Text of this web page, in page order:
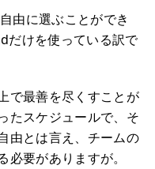
由に選ぶことができ
だけを使っている訳で
で最善を尽くすことが
たスケジュールで、そ
由とは言え、チームの
要がありますが。